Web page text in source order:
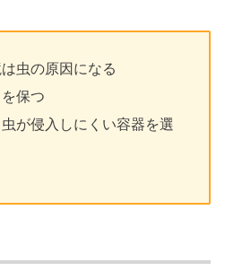
虫の原因になる
保つ
が侵入しにくい容器を選